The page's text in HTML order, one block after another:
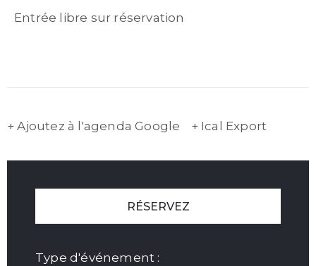
Entrée libre sur réservation
+ Ajoutez à l'agenda Google + Ical Export
RÉSERVEZ
Type d'événement :